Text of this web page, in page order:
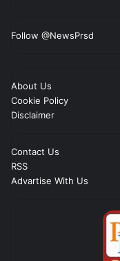
Follow @NewsPrsd
About Us
Cookie Policy
Disclaimer
Contact Us
RSS
Advartise With Us